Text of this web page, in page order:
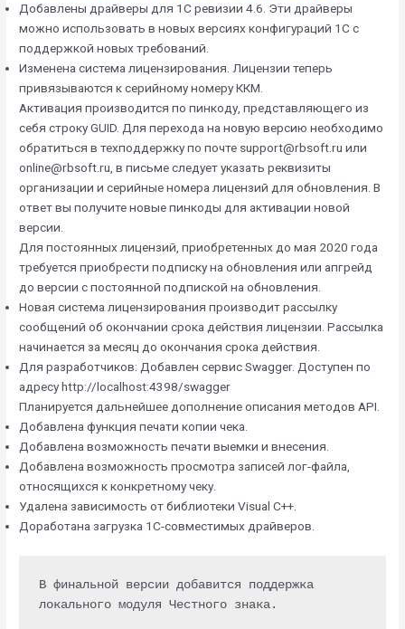
Добавлены драйверы для 1С ревизии 4.6. Эти драйверы
можно использовать в новых версиях конфигураций 1С с
поддержкой новых требований.
Изменена система лицензирования. Лицензии теперь
привязываются к серийному номеру ККМ.
Активация производится по пинкоду, представляющего из
себя строку GUID. Для перехода на новую версию необходимо
обратиться в техподдержку по почте support@rbsoft.ru или
online@rbsoft.ru, в письме следует указать реквизиты
организации и серийные номера лицензий для обновления. В
ответ вы получите новые пинкоды для активации новой
версии.
Для постоянных лицензий, приобретенных до мая 2020 года
требуется приобрести подписку на обновления или апгрейд
до версии с постоянной подпиской на обновления.
Новая система лицензирования производит рассылку
сообщений об окончании срока действия лицензии. Рассылка
начинается за месяц до окончания срока действия.
Для разработчиков: Добавлен сервис Swagger. Доступен по
адресу http://localhost:4398/swagger
Планируется дальнейшее дополнение описания методов API.
Добавлена функция печати копии чека.
Добавлена возможность печати выемки и внесения.
Добавлена возможность просмотра записей лог-файла,
относящихся к конкретному чеку.
Удалена зависимость от библиотеки Visual C++.
Доработана загрузка 1С-совместимых драйверов.
В финальной версии добавится поддержка
локального модуля Честного знака.